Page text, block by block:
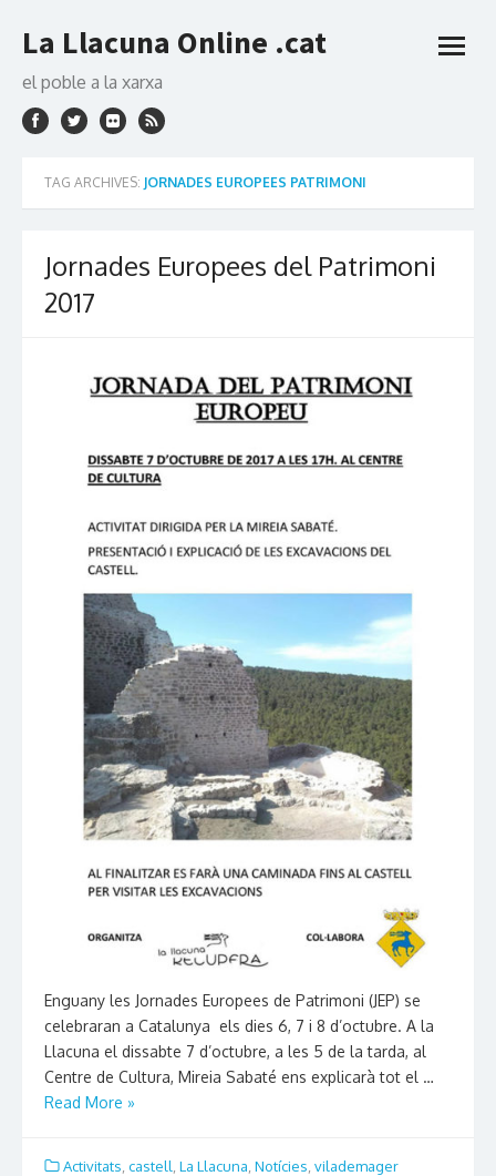
to
La Llacuna Online .cat
el poble a la xarxa
open
TAG ARCHIVES: JORNADES EUROPEES PATRIMONI
Jornades Europees del Patrimoni
2017
Enguany les Jornades Europees de Patrimoni (JEP) se
celebraran a Catalunya els dies 6, 7 i 8 d’octubre. A la
Llacuna el dissabte 7 d’octubre, a les 5 de la tarda, al
Centre de Cultura, Mireia Sabaté ens explicarà tot el …
Read More »
Activitats castell La Llacuna Notícies vilademager